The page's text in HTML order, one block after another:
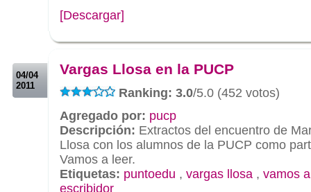
[Descargar]
04/04
2011
Vargas Llosa en la PUCP
Ranking: 3.0/5.0 (452 votos)
Agregado por: pucp
Descripción: Extractos del encuentro de
Llosa con los alumnos de la PUCP como
Vamos a leer.
Etiquetas: puntoedu , vargas llosa , vamos
escribidor